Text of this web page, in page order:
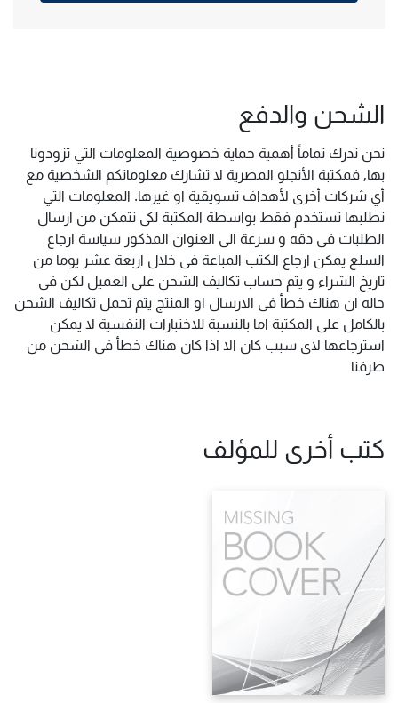
الشحن والدفع
نحن ندرك تماماً أهمية حماية خصوصية المعلومات التي تزودونا
بها, فمكتبة الأنجلو المصرية لا تشارك معلوماتكم الشخصية مع
أي شركات أخرى لأهداف تسويقية او غيرها. المعلومات التي
نطلبها تستخدم فقط بواسطة المكتبة لكى نتمكن من ارسال
الطلبات فى دقه و سرعة الى العنوان المذكور سياسة ارجاع
السلع يمكن ارجاع الكتب المباعة فى خلال اربعة عشر يوما من
تاريخ الشراء و يتم حساب تكاليف الشحن على العميل لكن فى
حاله ان هناك خطأ فى الارسال او المنتج يتم تحمل تكاليف الشحن
بالكامل على المكتبة اما بالنسبة للاختبارات النفسية لا يمكن
استرجاعها لاى سبب كان الا اذا كان هناك خطأ فى الشحن من
طرفنا
كتب أخرى للمؤلف